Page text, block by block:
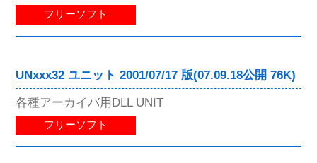
フリーソフト
UNxxx32 ユニット 2001/07/17 版(07.09.18公開 76K)
各種アーカイバ用DLL UNIT
フリーソフト